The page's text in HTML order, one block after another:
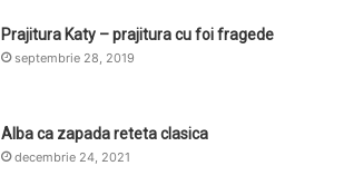
Prajitura Katy – prajitura cu foi fragede
septembrie 28, 2019
Alba ca zapada reteta clasica
decembrie 24, 2021